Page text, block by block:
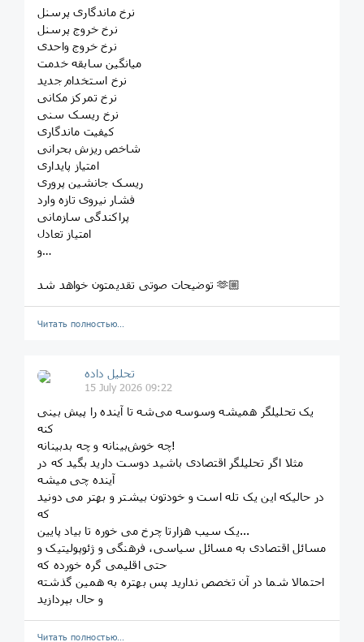
نرخ ماندگاری پرسنل
نرخ خروج پرسنل
نرخ خروج واحدی
میانگین سابقه خدمت
نرخ استخدام جدید
نرخ تمرکز مکانی
نرخ ریسک سنی
کیفیت ماندگاری
شاخص ریزش بحرانی
امتیاز پایداری
ریسک جانشین پروری
فشار نیروی تازه وارد
پراکندگی سازمانی
امتیاز تعادل
و…
توضیحات صوتی تقدیمتون خواهد شد 🫶🏼
Читать полностью…
تحلیل داده
15 July 2026 09:22
یک تحلیلگر همیشه وسوسه می‌شه تا آینده را پیش بینی
کنه
چه خوش‌بینانه و چه بدبینانه!
مثلا اگر تحلیلگر اقتصادی باشید دوست دارید بگید که در
آینده چی میشه
در حالیکه این یک تله است و خودتون بیشتر و بهتر می دونید
که
یک سیب هزارتا چرخ می خوره تا بیاد پایین...
مسائل اقتصادی به مسائل سیاسی، فرهنگی و ژئوپولیتیک و
حتی اقلیمی گره خورده که
احتمالا شما در آن تخصص ندارید پس بهتره به همین گذشته
و حال بپردازید
Читать полностью…